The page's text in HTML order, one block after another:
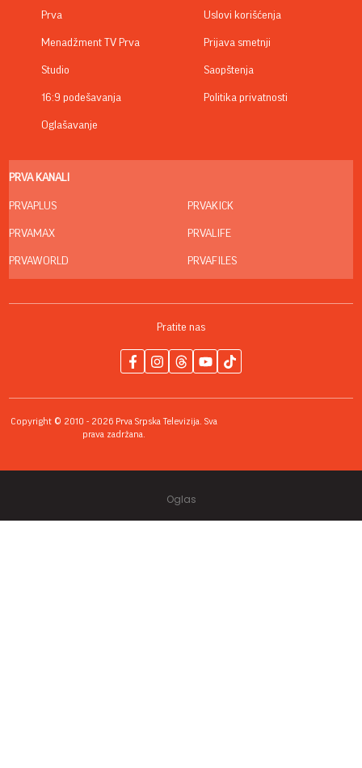
Prva
Menadžment TV Prva
Studio
16:9 podešavanja
Oglašavanje
Uslovi korišćenja
Prijava smetnji
Saopštenja
Politika privatnosti
PRVA KANALI
PRVAPLUS
PRVAMAX
PRVAWORLD
PRVAKICK
PRVALIFE
PRVAFILES
Pratite nas
Copyright © 2010 - 2026 Prva Srpska Televizija. Sva
prava zadržana.